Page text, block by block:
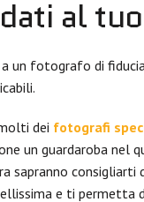
al
un fotografo di
dei fotografi
un guardaroba
sapranno consigliarti
e ti permetta